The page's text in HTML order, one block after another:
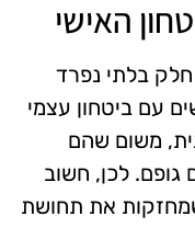
האישי
בלתי נפרד
עם ביטחון עצמי
משום שהם
גופם. לכן, חשוב
את תחושת